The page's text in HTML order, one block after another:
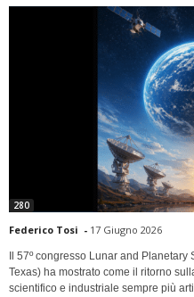
280
Federico Tosi - 17 Giugno 2026
Il 57º congresso Lunar and
Texas) ha mostrato come il ritorno
scientifico e industriale sempre più